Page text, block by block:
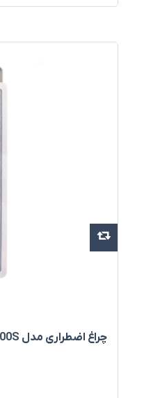
چراغ اضطراري مدل GL-8600S